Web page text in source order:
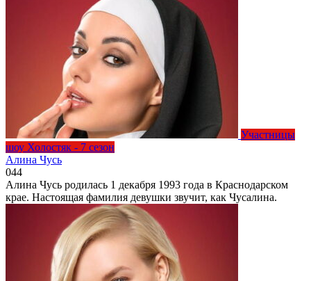
Участницы
шоу Холостяк - 7 сезон
Алина Чусь
044
Алина Чусь родилась 1 декабря 1993 года в Краснодарском
крае. Настоящая фамилия девушки звучит, как Чусалина.